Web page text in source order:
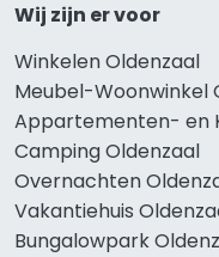
Wij zijn er voor
Winkelen Oldenzaal
Meubel-Woonwinkel
Appartementen- en
Camping Oldenzaal
Overnachten
Vakantiehuis
Bungalowpark